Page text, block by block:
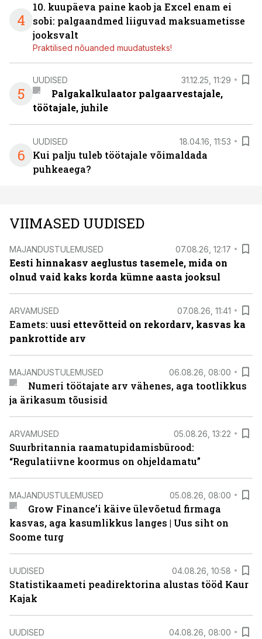
4
10. kuupäeva paine kaob ja Excel enam ei
sobi: palgaandmed liiguvad maksuametisse
jooksvalt
Praktilised nõuanded muudatusteks!
5
UUDISED 31.12.25, 11:29
Palgakalkulaator palgaarvestajale,
töötajale, juhile
6
UUDISED 18.04.16, 11:53
Kui palju tuleb töötajale võimaldada
puhkeaega?
VIIMASED UUDISED
MAJANDUSTULEMUSED 07.08.26, 12:17
Eesti hinnakasv aeglustus tasemele, mida on
olnud vaid kaks korda kümne aasta jooksul
ARVAMUSED 07.08.26, 11:41
Eamets: uusi ettevõtteid on rekordarv, kasvas ka
pankrottide arv
MAJANDUSTULEMUSED 06.08.26, 08:00
Numeri töötajate arv vähenes, aga tootlikkus
ja ärikasum tõusisid
ARVAMUSED 05.08.26, 13:22
Suurbritannia raamatupidamisbürood:
“Regulatiivne koormus on ohjeldamatu”
MAJANDUSTULEMUSED 05.08.26, 08:00
Grow Finance’i käive ülevõetud firmaga
kasvas, aga kasumlikkus langes | Uus siht on
Soome turg
UUDISED 04.08.26, 10:58
Statistikaameti peadirektorina alustas tööd Kaur
Kajak
UUDISED 04.08.26, 08:00